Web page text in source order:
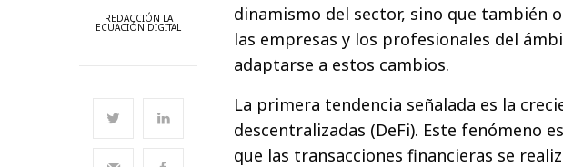
REDACCIÓN LA
ECUACIÓN DIGITAL
dinamismo del sector, sino que también
las empresas y los profesionales del
adaptarse a estos cambios.
La primera tendencia señalada es la
descentralizadas (DeFi). Este fenómeno
que las transacciones financieras se